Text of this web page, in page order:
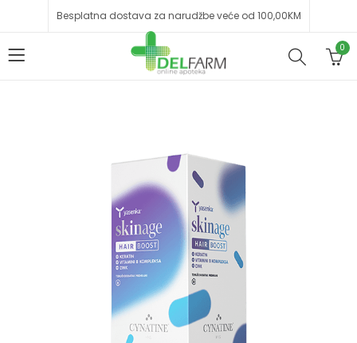
Besplatna dostava za narudžbe veće od 100,00KM
0